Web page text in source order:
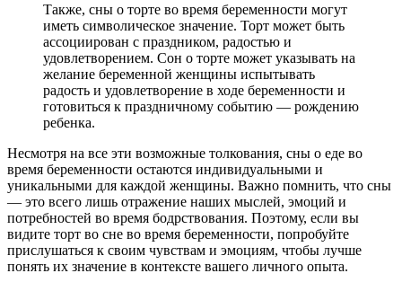
Также, сны о торте во время беременности могут
иметь символическое значение. Торт может быть
ассоциирован с праздником, радостью и
удовлетворением. Сон о торте может указывать на
желание беременной женщины испытывать
радость и удовлетворение в ходе беременности и
готовиться к праздничному событию — рождению
ребенка.
Несмотря на все эти возможные толкования, сны о еде во
время беременности остаются индивидуальными и
уникальными для каждой женщины. Важно помнить, что сны
— это всего лишь отражение наших мыслей, эмоций и
потребностей во время бодрствования. Поэтому, если вы
видите торт во сне во время беременности, попробуйте
прислушаться к своим чувствам и эмоциям, чтобы лучше
понять их значение в контексте вашего личного опыта.